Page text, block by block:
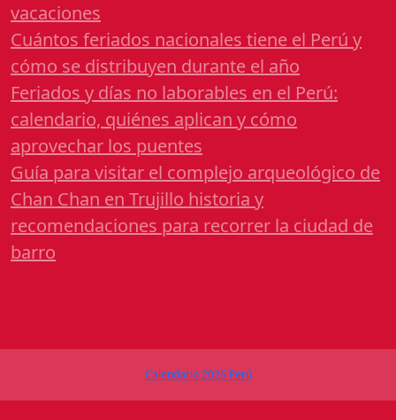
vacaciones
Cuántos feriados nacionales tiene el Perú y
cómo se distribuyen durante el año
Feriados y días no laborables en el Perú:
calendario, quiénes aplican y cómo
aprovechar los puentes
Guía para visitar el complejo arqueológico de
Chan Chan en Trujillo historia y
recomendaciones para recorrer la ciudad de
barro
Calendario 2026 Perú